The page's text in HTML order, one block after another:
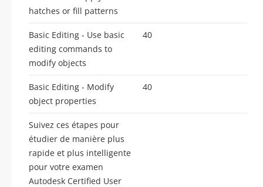
hatches or fill patterns
Basic Editing - Use basic
editing commands to
modify objects
40
Basic Editing - Modify
object properties
40
Suivez ces étapes pour
étudier de manière plus
rapide et plus intelligente
pour votre examen
Autodesk Certified User